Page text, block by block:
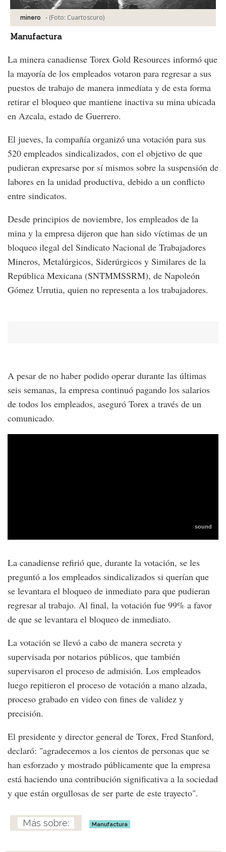
minero - (Foto: Cuartoscuro)
Manufactura
La minera canadiense Torex Gold Resources informó que
la mayoría de los empleados votaron para regresar a sus
puestos de trabajo de manera inmediata y de esta forma
retirar el bloqueo que mantiene inactiva su mina ubicada
en Azcala, estado de Guerrero.
El jueves, la compañía organizó una votación para sus
520 empleados sindicalizados, con el objetivo de que
pudieran expresarse por sí mismos sobre la suspensión de
labores en la unidad productiva, debido a un conflicto
entre sindicatos.
Desde principios de noviembre, los empleados de la
mina y la empresa dijeron que han sido víctimas de un
bloqueo ilegal del Sindicato Nacional de Trabajadores
Mineros, Metalúrgicos, Siderúrgicos y Similares de la
República Mexicana (SNTMMSSRM), de Napoleón
Gómez Urrutia, quien no representa a los trabajadores.
A pesar de no haber podido operar durante las últimas
seis semanas, la empresa continuó pagando los salarios
de todos los empleados, aseguró Torex a través de un
comunicado.
La canadiense refirió que, durante la votación, se les
preguntó a los empleados sindicalizados si querían que
se levantara el bloqueo de inmediato para que pudieran
regresar al trabajo. Al final, la votación fue 99% a favor
de que se levantara el bloqueo de inmediato.
La votación se llevó a cabo de manera secreta y
supervisada por notarios públicos, que también
supervisaron el proceso de admisión. Los empleados
luego repitieron el proceso de votación a mano alzada,
proceso grabado en video con fines de validez y
precisión.
El presidente y director general de Torex, Fred Stanford,
declaró: "agradecemos a los cientos de personas que se
han esforzado y mostrado públicamente que la empresa
está haciendo una contribución significativa a la sociedad
y que están orgullosas de ser parte de este trayecto".
Manufactura